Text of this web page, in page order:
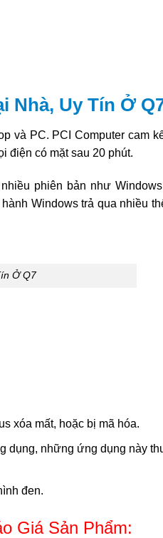
Nhà, Uy Tín Ở
và PC. PCI Computer cam
điện có mặt sau 20 phút.
phiên bản như
Windows trả qua nhiều
Ở Q7
xóa mất, hoặc bị mã hóa.
dụng, những ứng dụng này
đen.
Giá Sản Phẩm: